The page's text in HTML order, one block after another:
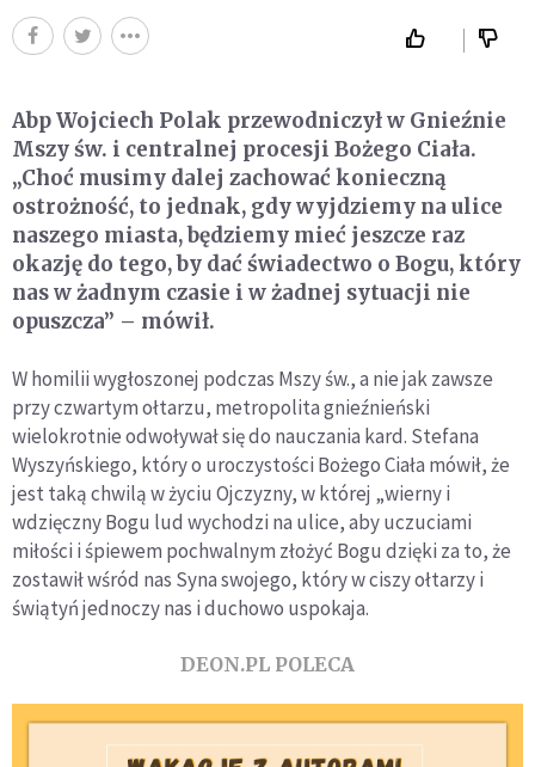
Abp Wojciech Polak przewodniczył w Gnieźnie
Mszy św. i centralnej procesji Bożego Ciała.
„Choć musimy dalej zachować konieczną
ostrożność, to jednak, gdy wyjdziemy na ulice
naszego miasta, będziemy mieć jeszcze raz
okazję do tego, by dać świadectwo o Bogu, który
nas w żadnym czasie i w żadnej sytuacji nie
opuszcza” – mówił.
W homilii wygłoszonej podczas Mszy św., a nie jak zawsze
przy czwartym ołtarzu, metropolita gnieźnieński
wielokrotnie odwoływał się do nauczania kard. Stefana
Wyszyńskiego, który o uroczystości Bożego Ciała mówił, że
jest taką chwilą w życiu Ojczyzny, w której „wierny i
wdzięczny Bogu lud wychodzi na ulice, aby uczuciami
miłości i śpiewem pochwalnym złożyć Bogu dzięki za to, że
zostawił wśród nas Syna swojego, który w ciszy ołtarzy i
świątyń jednoczy nas i duchowo uspokaja.
DEON.PL POLECA